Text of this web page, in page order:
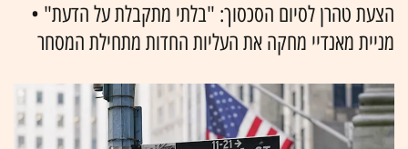
הצעת טהרן לסיום הסכסוך: "בלתי מתקבלת על הדעת" •
מניית מאנדיי מחקה את העליות החדות מתחילת המסחר